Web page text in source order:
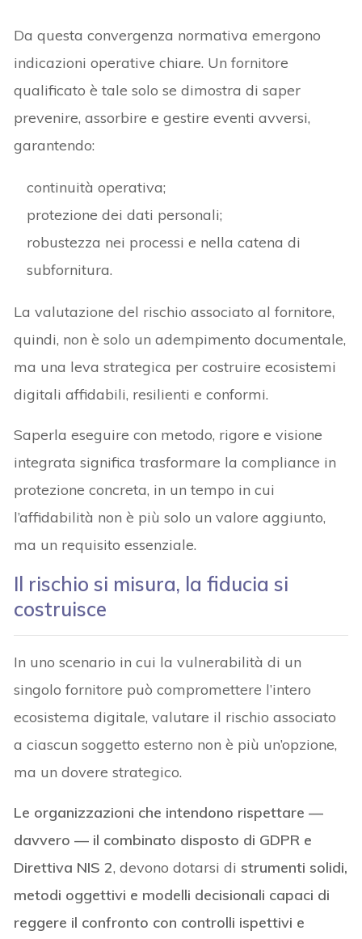
Da questa convergenza normativa emergono
indicazioni operative chiare. Un fornitore
qualificato è tale solo se dimostra di saper
prevenire, assorbire e gestire eventi avversi,
garantendo:
continuità operativa;
protezione dei dati personali;
robustezza nei processi e nella catena di
subfornitura.
La valutazione del rischio associato al fornitore,
quindi, non è solo un adempimento documentale,
ma una leva strategica per costruire ecosistemi
digitali affidabili, resilienti e conformi.
Saperla eseguire con metodo, rigore e visione
integrata significa trasformare la compliance in
protezione concreta, in un tempo in cui
l’affidabilità non è più solo un valore aggiunto,
ma un requisito essenziale.
Il rischio si misura, la fiducia si
costruisce
In uno scenario in cui la vulnerabilità di un
singolo fornitore può compromettere l’intero
ecosistema digitale, valutare il rischio associato
a ciascun soggetto esterno non è più un’opzione,
ma un dovere strategico.
Le organizzazioni che intendono rispettare —
davvero — il combinato disposto di GDPR e
Direttiva NIS 2, devono dotarsi di strumenti solidi,
metodi oggettivi e modelli decisionali capaci di
reggere il confronto con controlli ispettivi e